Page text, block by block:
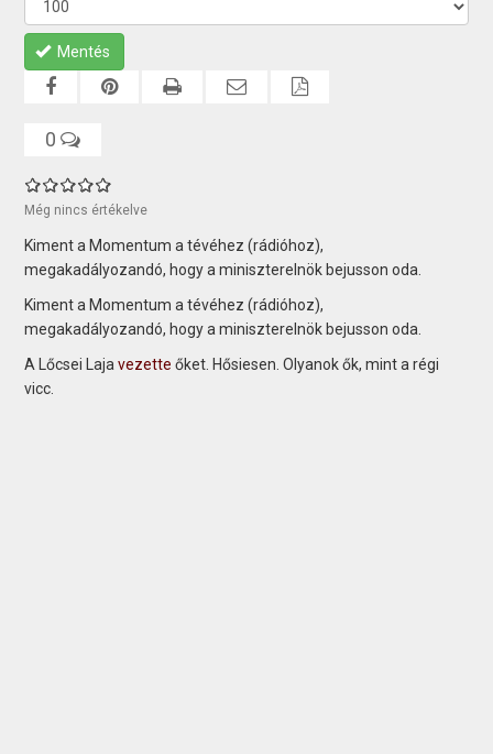
Mentés
0
Még nincs értékelve
Kiment a Momentum a tévéhez (rádióhoz),
megakadályozandó, hogy a miniszterelnök bejusson oda.
Kiment a Momentum a tévéhez (rádióhoz),
megakadályozandó, hogy a miniszterelnök bejusson oda.
A Lőcsei Lajavezette őket. Hősiesen. Olyanok ők, mint a régi
vicc.